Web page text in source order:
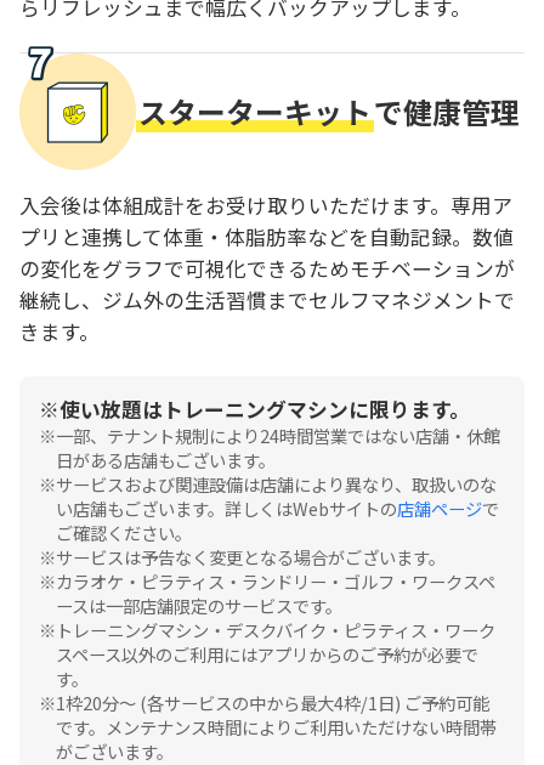
らリフレッシュまで幅広くバックアップします。
スターターキットで健康管理
入会後は体組成計をお受け取りいただけます。専用ア
プリと連携して体重・体脂肪率などを自動記録。数値
の変化をグラフで可視化できるためモチベーションが
継続し、ジム外の生活習慣までセルフマネジメントで
きます。
使い放題はトレーニングマシンに限ります。
一部、テナント規制により24時間営業ではない店舗・休館
日がある店舗もございます。
サービスおよび関連設備は店舗により異なり、取扱いのな
い店舗もございます。詳しくはWebサイトの店舗ページで
ご確認ください。
サービスは予告なく変更となる場合がございます。
カラオケ・ピラティス・ランドリー・ゴルフ・ワークスペ
ースは一部店舗限定のサービスです。
トレーニングマシン・デスクバイク・ピラティス・ワーク
スペース以外のご利用にはアプリからのご予約が必要で
す。
1枠20分〜 (各サービスの中から最大4枠/1日) ご予約可能
です。メンテナンス時間によりご利用いただけない時間帯
がございます。